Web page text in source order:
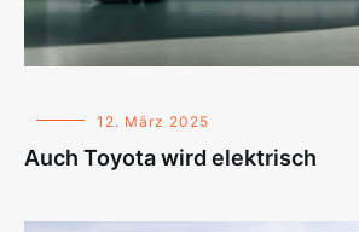
12. März 2025
Auch Toyota wird elektrisch